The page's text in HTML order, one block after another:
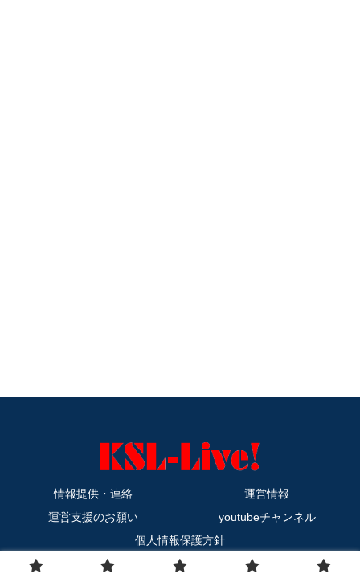
情報提供・連絡
運営情報
運営支援のお願い
youtubeチャンネル
個人情報保護方針
Copyright © 2011-2026 KSL-Live! All Rights Reserved.